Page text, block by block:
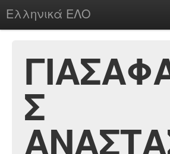
Ελληνικά ΕΛΟ
chesstu.be @ discord
LoginΣ